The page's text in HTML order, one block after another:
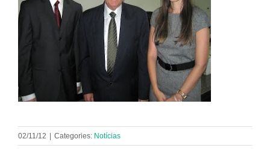
02/11/12 Categories: Notícias